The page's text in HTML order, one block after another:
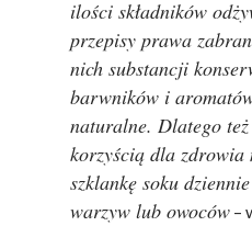
ilości składników
przepisy prawa
nich substancji
barwników i
naturalne. Dlatego
korzyścią dla zdrowia
szklankę soku
warzyw lub owoców –